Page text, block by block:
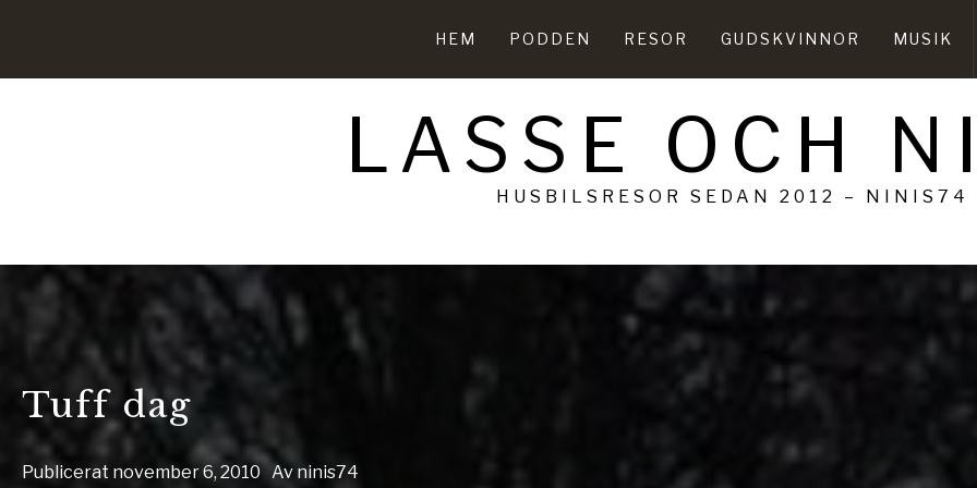
HEM PODDEN RESOR GUDSKVINNOR MUSIK
LASSE OCH
HUSBILSRESOR SEDAN 2012 – NINIS74
Tuff dag
Publicerat november 6, 2010 Av ninis74